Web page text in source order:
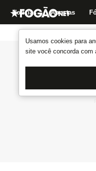
Usamos cookies para
site você concorda com
Notícias Apostas